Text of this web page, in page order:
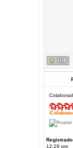
12:29 pm